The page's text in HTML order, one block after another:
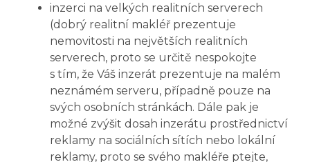
inzerci na velkých realitních serverech
(dobrý realitní makléř prezentuje
nemovitosti na největších realitních
serverech, proto se určitě nespokojte
s tím, že Váš inzerát prezentuje na malém
neznámém serveru, případně pouze na
svých osobních stránkách. Dále pak je
možné zvýšit dosah inzerátu prostřednictví
reklamy na sociálních sítích nebo lokální
reklamy, proto se svého makléře ptejte,